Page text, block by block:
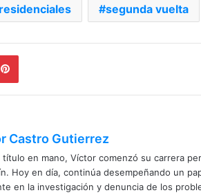
segunda vuelta
Pinterest
Castro Gutierrez
título en mano, Víctor comenzó su carrera
Hoy en día, continúa desempeñando un
en la investigación y denuncia de los